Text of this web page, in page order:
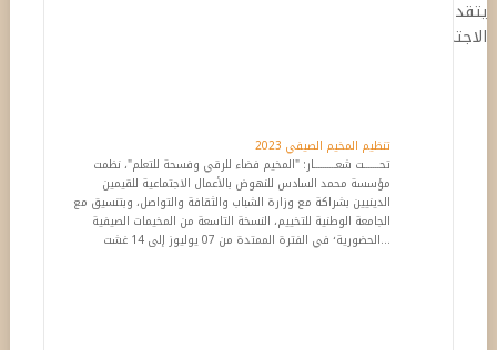
يتقدم مدير وموظفو مؤسسة محمد السادس للنهوض بالأعمال
الاجتماعية للقيمين الدينيين
تنظيم المخيم الصيفي 2023
تحـــــــت شعــــــــــار: "المخيم فضاء للرقي وفسحة للتعلم"، نظمت
مؤسسة محمد السادس للنهوض بالأعمال الاجتماعية للقيمين
الدينيين بشراكة مع وزارة الشباب والثقافة والتواصل، وبتنسيق مع
الجامعة الوطنية للتخييم، النسخة التاسعة من المخيمات الصيفية
الحضورية٬ في الفترة الممتدة من 07 يوليوز إلى 14 غشت...